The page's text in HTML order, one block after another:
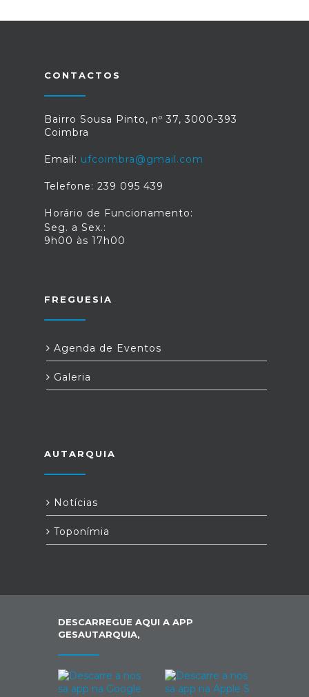
CONTACTOS
Bairro Sousa Pinto, nº 37, 3000-393
Coimbra
Email: ufcoimbra@gmail.com
Telefone: 239 095 439
Horário de Funcionamento:
Seg. a Sex.:
9h00 às 17h00
FREGUESIA
Agenda de Eventos
Galeria
AUTARQUIA
Notícias
Toponímia
DESCARREGUE AQUI A APP
GESAUTARQUIA,